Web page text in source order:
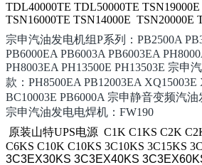
TDL40000TE TDL50000TE TSN19000E
TSN16000TE TSN14000E TSN20000E
宗申汽油发电机组P系列：PB2500A
PB6000EA PB6003A PB6003EA
PH8003EA PH13500E PH13503E 宗申
款：PH8500EA PB12003EA XQ15003E
BC10003E PB6000A 宗申静音变频汽
宗申汽油发电电焊机：FW190
原装山特UPS电源 C1K C1KS C2K
C6KS C10K C10KS 3C10KS 3C15KS
3C3EX30KS 3C3EX40KS